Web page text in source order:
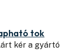
tok
kér a gyártó